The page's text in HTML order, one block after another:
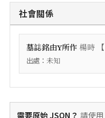
社會關係
墓誌銘由Y所作 楊時 【
出處： 未知
需要原始 JSON？ 請使用